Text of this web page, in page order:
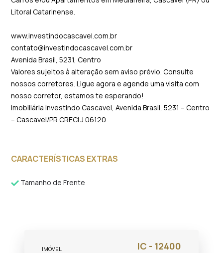
Litoral Catarinense.
www.investindocascavel.com.br
contato@investindocascavel.com.br
Avenida Brasil, 5231, Centro
Valores sujeitos à alteração sem aviso prévio. Consulte
nossos corretores. Ligue agora e agende uma visita com
nosso corretor, estamos te esperando!
Imobiliária Investindo Cascavel, Avenida Brasil, 5231 – Centro
– Cascavel/PR CRECI J 06120
CARACTERÍSTICAS EXTRAS
Tamanho de Frente
IMÓVEL IC - 12400